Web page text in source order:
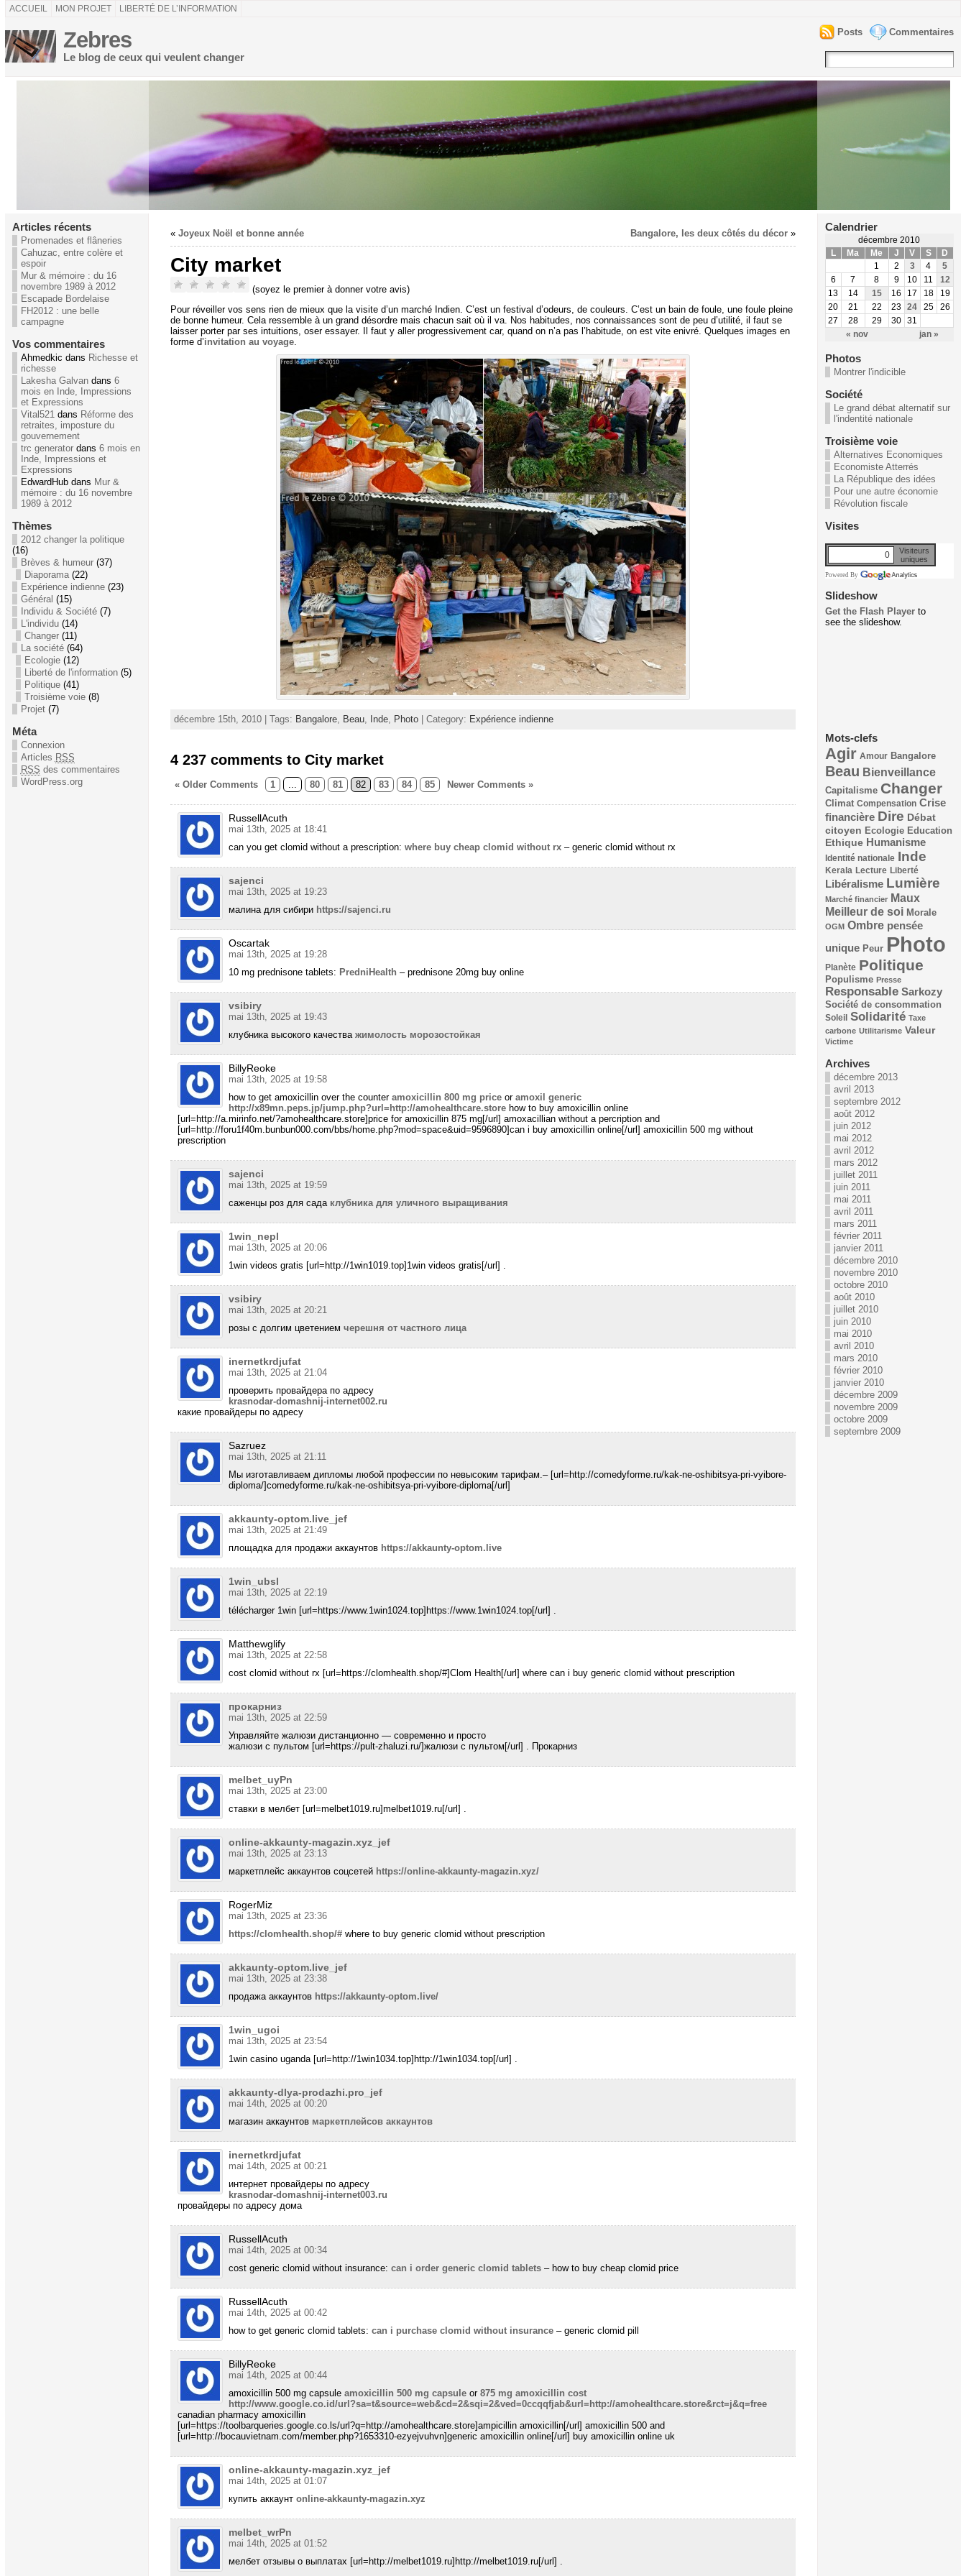
ACCUEIL MON PROJET LIBERTÉ DE L’INFORMATION
Zebres
Le blog de ceux qui veulent changer
Commentaires
Posts
Articles récents
Promenades et flâneries
Cahuzac, entre colère et
espoir
Mur & mémoire : du 16
novembre 1989 à 2012
Escapade Bordelaise
FH2012 : une belle
campagne
Vos commentaires
Ahmedkic dans Richesse et
richesse
Lakesha Galvandans 6
mois en Inde, Impressions
et Expressions
Vital521dans Réforme des
retraites, imposture du
gouvernement
trc generatordans 6 mois en
Inde, Impressions et
Expressions
EdwardHub dans Mur &
mémoire : du 16 novembre
1989 à 2012
Thèmes
2012 changer la politique
(16)
Brèves & humeur(37)
Diaporama(22)
Expérience indienne(23)
Général (15)
Individu & Société(7)
L'individu(14)
Changer(11)
La société(64)
Ecologie(12)
Liberté de l'information(5)
Politique(41)
Troisième voie(8)
Projet(7)
Méta
Connexion
Articles RSS
RSS des commentaires
WordPress.org
« Joyeux Noël et bonne année Bangalore, les deux côtés du décor»
City market
(soyez le premier à donner votre avis)
Pour réveiller vos sens rien de mieux que la visite d’un marché Indien. C’est un festival d’odeurs, de couleurs. C’est un bain de foule, une foule pleine
de bonne humeur. Cela ressemble à un grand désordre mais chacun sait où il va. Nos habitudes, nos connaissances sont de peu d’utilité, il faut se
laisser porter par ses intuitions, oser essayer. Il faut y aller progressivement car, quand on n’a pas l’habitude, on est vite enivré. Quelques images en
forme d’invitation au voyage.
décembre 15th, 2010 | Tags: Bangalore, Beau, Inde, Photo| Category: Expérience indienne
4 237 comments to City market
« Older Comments 1 80 81 82 83 84 85 Newer Comments »
RussellAcuth
mai 13th, 2025 at 18:41
can you get clomid without a prescription: where buy cheap clomid without rx– generic clomid without rx
sajenci
mai 13th, 2025 at 19:23
малина для сибири https://sajenci.ru
Oscartak
mai 13th, 2025 at 19:28
10 mg prednisone tablets: PredniHealth – prednisone 20mg buy online
vsibiry
mai 13th, 2025 at 19:43
клубника высокого качества жимолость морозостойкая
BillyReoke
mai 13th, 2025 at 19:58
how to get amoxicillin over the counter amoxicillin 800 mg priceor amoxil generic
http://x89mn.peps.jp/jump.php?url=http://amohealthcare.storehow to buy amoxicillin online
[url=http://a.mirinfo.net/?amohealthcare.store]price for amoxicillin 875 mg[/url] amoxacillian without a percription and
[url=http://foru1f40m.bunbun000.com/bbs/home.php?mod=space&uid=9596890]can i buy amoxicillin online[/url] amoxicillin 500 mg without
prescription
sajenci
mai 13th, 2025 at 19:59
саженцы роз для сада клубника для уличного выращивания
1win_nepl
mai 13th, 2025 at 20:06
1win videos gratis [url=http://1win1019.top]1win videos gratis[/url] .
vsibiry
mai 13th, 2025 at 20:21
розы с долгим цветением черешня от частного лица
inernetkrdjufat
mai 13th, 2025 at 21:04
проверить провайдера по адресу
krasnodar-domashnij-internet002.ru
какие провайдеры по адресу
Sazruez
mai 13th, 2025 at 21:11
Мы изготавливаем дипломы любой профессии по невысоким тарифам.– [url=http://comedyforme.ru/kak-ne-oshibitsya-pri-vyibore-
diploma/]comedyforme.ru/kak-ne-oshibitsya-pri-vyibore-diploma[/url]
akkaunty-optom.live_jef
mai 13th, 2025 at 21:49
площадка для продажи аккаунтов https://akkaunty-optom.live
1win_ubsl
mai 13th, 2025 at 22:19
télécharger 1win [url=https://www.1win1024.top]https://www.1win1024.top[/url] .
Matthewglify
mai 13th, 2025 at 22:58
cost clomid without rx [url=https://clomhealth.shop/#]Clom Health[/url] where can i buy generic clomid without prescription
прокарниз
mai 13th, 2025 at 22:59
Управляйте жалюзи дистанционно — современно и просто
жалюзи с пультом [url=https://pult-zhaluzi.ru/]жалюзи с пультом[/url] . Прокарниз
melbet_uyPn
mai 13th, 2025 at 23:00
ставки в мелбет [url=melbet1019.ru]melbet1019.ru[/url] .
online-akkaunty-magazin.xyz_jef
mai 13th, 2025 at 23:13
маркетплейс аккаунтов соцсетей https://online-akkaunty-magazin.xyz/
RogerMiz
mai 13th, 2025 at 23:36
https://clomhealth.shop/#where to buy generic clomid without prescription
akkaunty-optom.live_jef
mai 13th, 2025 at 23:38
продажа аккаунтов https://akkaunty-optom.live/
1win_ugoi
mai 13th, 2025 at 23:54
1win casino uganda [url=http://1win1034.top]http://1win1034.top[/url] .
akkaunty-dlya-prodazhi.pro_jef
mai 14th, 2025 at 00:20
магазин аккаунтов маркетплейсов аккаунтов
inernetkrdjufat
mai 14th, 2025 at 00:21
интернет провайдеры по адресу
krasnodar-domashnij-internet003.ru
провайдеры по адресу дома
RussellAcuth
mai 14th, 2025 at 00:34
cost generic clomid without insurance: can i order generic clomid tablets– how to buy cheap clomid price
RussellAcuth
mai 14th, 2025 at 00:42
how to get generic clomid tablets: can i purchase clomid without insurance– generic clomid pill
BillyReoke
mai 14th, 2025 at 00:44
amoxicillin 500 mg capsule amoxicillin 500 mg capsuleor 875 mg amoxicillin cost
http://www.google.co.id/url?sa=t&source=web&cd=2&sqi=2&ved=0ccqqfjab&url=http://amohealthcare.store&rct=j&q=free
canadian pharmacy amoxicillin
[url=https://toolbarqueries.google.co.ls/url?q=http://amohealthcare.store]ampicillin amoxicillin[/url] amoxicillin 500 and
[url=http://bocauvietnam.com/member.php?1653310-ezyejvuhvn]generic amoxicillin online[/url] buy amoxicillin online uk
online-akkaunty-magazin.xyz_jef
mai 14th, 2025 at 01:07
купить аккаунт online-akkaunty-magazin.xyz
melbet_wrPn
mai 14th, 2025 at 01:52
мелбет отзывы о выплатах [url=http://melbet1019.ru]http://melbet1019.ru[/url] .
Calendrier
décembre 2010
L
Ma Me J V S D
« nov jan »
1 2 3 4
5
6
7 8 9 10 11
12
13
14 15 16 17 18
19
20
21 22 23 24 25
26
27
28 29 30 31
Photos
Montrer l'indicible
Société
Le grand débat alternatif sur
l'indentité nationale
Troisième voie
Alternatives Economiques
Economiste Atterrés
La République des idées
Pour une autre économie
Révolution fiscale
Visites
0
Visiteurs
uniques
Powered By
Slideshow
Get the Flash Playerto
see the slideshow.
Mots-clefs
Agir Amour Bangalore
Beau Bienveillance
Capitalisme Changer
Climat Compensation Crise
financière Dire Débat
citoyen Ecologie Education
Ethique Humanisme
Identité nationale Inde
Kerala Lecture Liberté
Libéralisme Lumière
Marché financier Maux
Meilleur de soi Morale
OGM Ombre pensée
unique Peur Photo
Planète Politique
Populisme Presse
Responsable Sarkozy
Société de consommation
Soleil Solidarité Taxe
carbone Utilitarisme Valeur
Victime
Archives
décembre 2013
avril 2013
septembre 2012
août 2012
juin 2012
mai 2012
avril 2012
mars 2012
juillet 2011
juin 2011
mai 2011
avril 2011
mars 2011
février 2011
janvier 2011
décembre 2010
novembre 2010
octobre 2010
août 2010
juillet 2010
juin 2010
mai 2010
avril 2010
mars 2010
février 2010
janvier 2010
décembre 2009
novembre 2009
octobre 2009
septembre 2009